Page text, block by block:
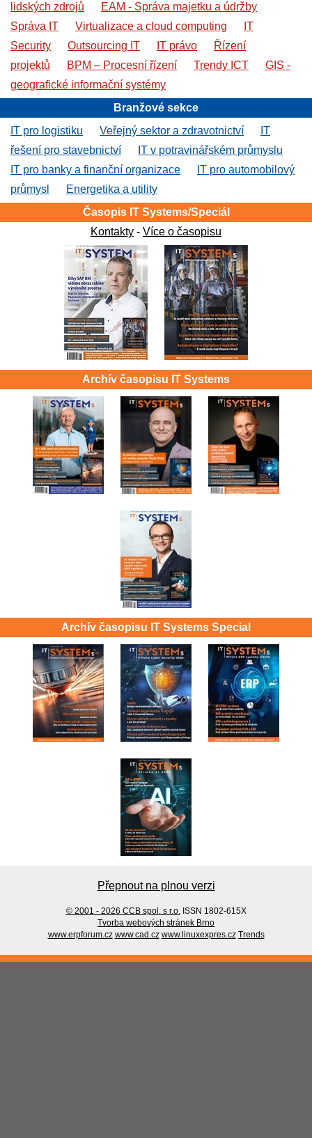
lidských zdrojů
EAM - Správa majetku a údržby
Správa IT
Virtualizace a cloud computing
IT
Security
Outsourcing IT IT právo
Řízení
projektů
BPM – Procesní řízení Trendy ICT
GIS -
geografické informační systémy
Branžové sekce
IT pro logistiku
Veřejný sektor a zdravotnictví
IT
řešení pro stavebnictví
IT v potravinářském průmyslu
IT pro banky a finanční organizace
IT pro automobilový
průmysl
Energetika a utility
Časopis IT Systems/Speciál
Kontakty - Více o časopisu
Archív časopisu IT Systems
Archív časopisu IT Systems Special
Přepnout na plnou verzi
© 2001 - 2026 CCB spol. s r.o.ISSN 1802-615X
Tvorba webových stránek Brno
www.erpforum.cz www.cad.cz www.linuxexpres.cz Trends